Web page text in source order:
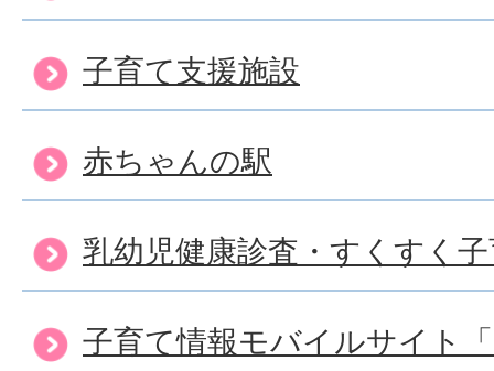
子育て支援施設
赤ちゃんの駅
乳幼児健康診査・すくすく
子育て情報モバイルサイト